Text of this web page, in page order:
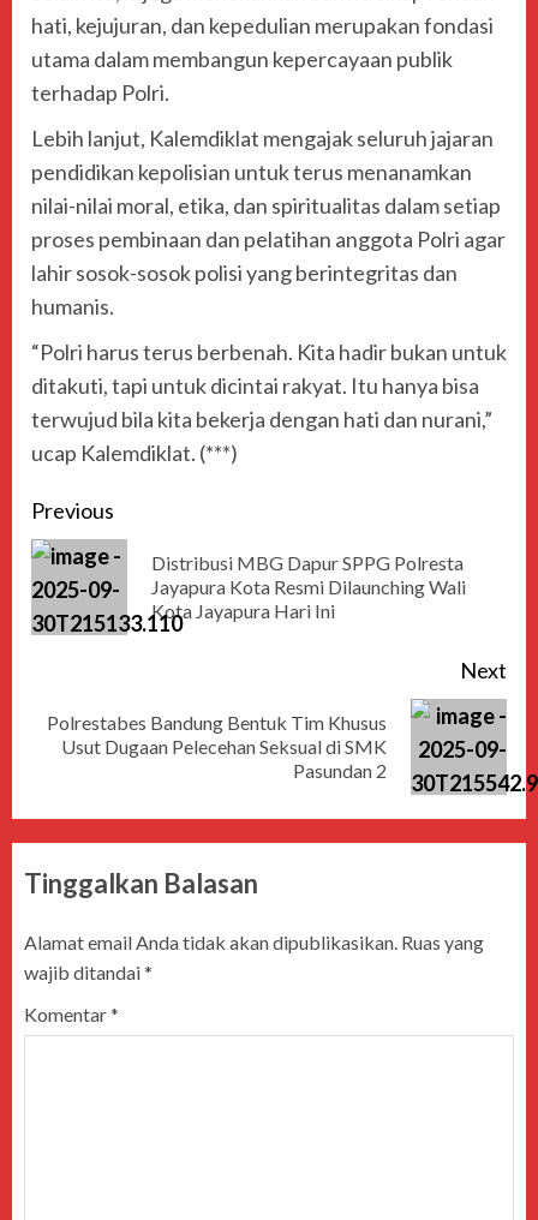
hati, kejujuran, dan kepedulian merupakan fondasi
utama dalam membangun kepercayaan publik
terhadap Polri.
Lebih lanjut, Kalemdiklat mengajak seluruh jajaran
pendidikan kepolisian untuk terus menanamkan
nilai-nilai moral, etika, dan spiritualitas dalam setiap
proses pembinaan dan pelatihan anggota Polri agar
lahir sosok-sosok polisi yang berintegritas dan
humanis.
“Polri harus terus berbenah. Kita hadir bukan untuk
ditakuti, tapi untuk dicintai rakyat. Itu hanya bisa
terwujud bila kita bekerja dengan hati dan nurani,”
ucap Kalemdiklat. (***)
Previous
Distribusi MBG Dapur SPPG Polresta
Jayapura Kota Resmi Dilaunching Wali
Kota Jayapura Hari Ini
Next
Polrestabes Bandung Bentuk Tim Khusus
Usut Dugaan Pelecehan Seksual di SMK
Pasundan 2
Tinggalkan Balasan
Alamat email Anda tidak akan dipublikasikan. Ruas yang
wajib ditandai*
Komentar*